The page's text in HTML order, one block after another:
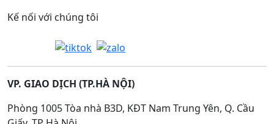
Kế nối với chúng tôi
VP. GIAO DỊCH (TP.HÀ NỘI)
Phòng 1005 Tòa nhà B3D, KĐT Nam Trung Yên, Q. Cầu